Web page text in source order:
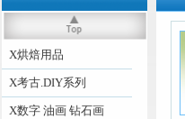
X烘焙用品
X考古.DIY系列
X数字 油画 钻石画